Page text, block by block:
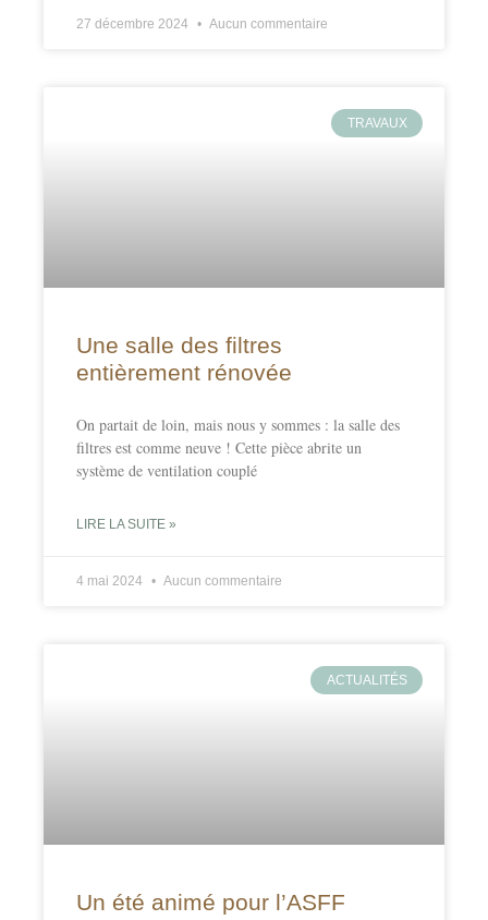
27 décembre 2024 Aucun commentaire
TRAVAUX
Une salle des filtres
entièrement rénovée
On partait de loin, mais nous y sommes : la salle des
filtres est comme neuve ! Cette pièce abrite un
système de ventilation couplé
LIRE LA SUITE »
4 mai 2024 Aucun commentaire
ACTUALITÉS
Un été animé pour l’ASFF